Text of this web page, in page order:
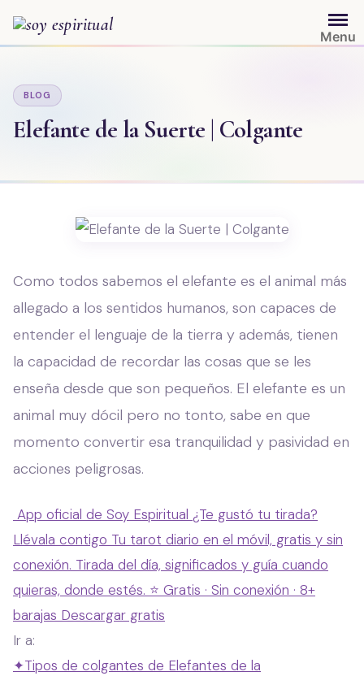
contenido
Menu
BLOG
Elefante de la Suerte | Colgante
Como todos sabemos el elefante es el animal más
allegado a los sentidos humanos, son capaces de
entender el lenguaje de la tierra y además, tienen
la capacidad de recordar las cosas que se les
enseña desde que son pequeños. El elefante es un
animal muy dócil pero no tonto, sabe en que
momento convertir esa tranquilidad y pasividad en
acciones peligrosas.
App oficial de Soy Espiritual ¿Te gustó tu tirada?
Llévala contigo Tu tarot diario en el móvil, gratis y sin
conexión. Tirada del día, significados y guía cuando
quieras, donde estés. ⭐ Gratis · Sin conexión · 8+
barajas Descargar gratis
Ir a:
✦Tipos de colgantes de Elefantes de la